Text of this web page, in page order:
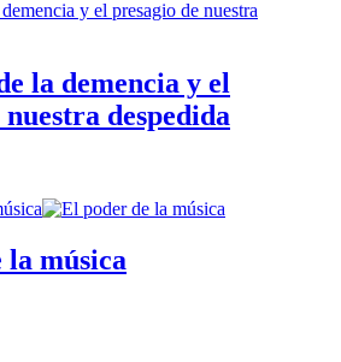
la demencia y el
despedida
la música